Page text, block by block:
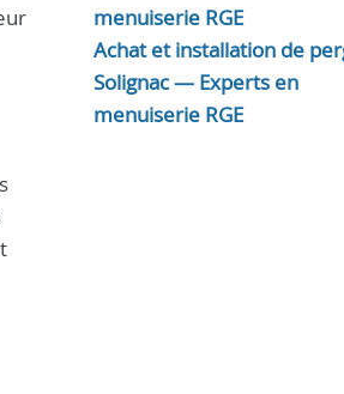
menuiserie RGE
Achat et installation de
Solignac — Experts en
menuiserie RGE